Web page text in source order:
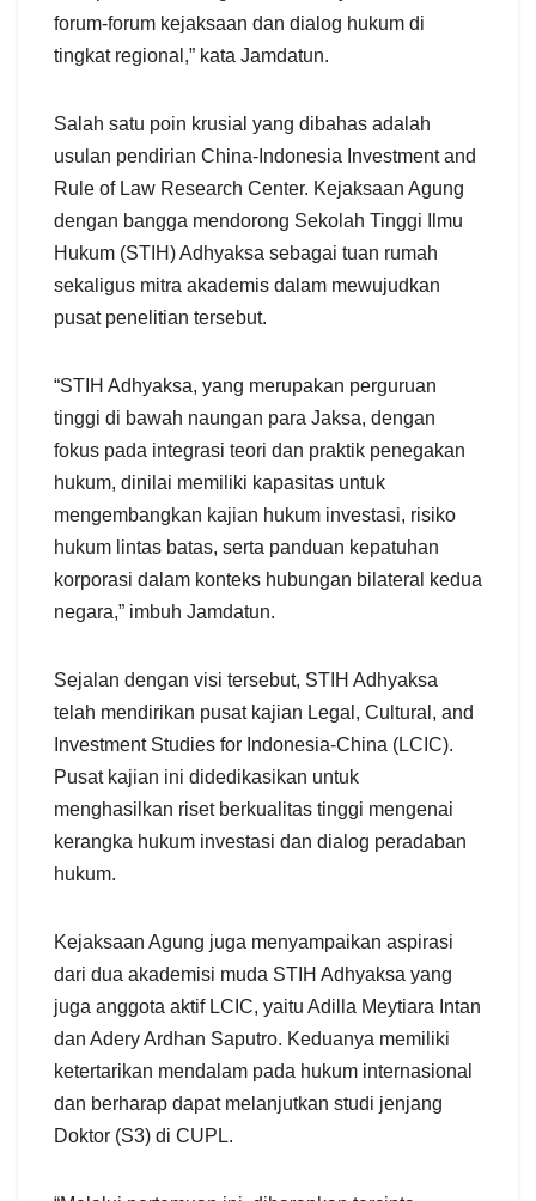
forum-forum kejaksaan dan dialog hukum di
tingkat regional,” kata Jamdatun.
Salah satu poin krusial yang dibahas adalah
usulan pendirian China-Indonesia Investment and
Rule of Law Research Center. Kejaksaan Agung
dengan bangga mendorong Sekolah Tinggi Ilmu
Hukum (STIH) Adhyaksa sebagai tuan rumah
sekaligus mitra akademis dalam mewujudkan
pusat penelitian tersebut.
“STIH Adhyaksa, yang merupakan perguruan
tinggi di bawah naungan para Jaksa, dengan
fokus pada integrasi teori dan praktik penegakan
hukum, dinilai memiliki kapasitas untuk
mengembangkan kajian hukum investasi, risiko
hukum lintas batas, serta panduan kepatuhan
korporasi dalam konteks hubungan bilateral kedua
negara,” imbuh Jamdatun.
Sejalan dengan visi tersebut, STIH Adhyaksa
telah mendirikan pusat kajian Legal, Cultural, and
Investment Studies for Indonesia-China (LCIC).
Pusat kajian ini didedikasikan untuk
menghasilkan riset berkualitas tinggi mengenai
kerangka hukum investasi dan dialog peradaban
hukum.
Kejaksaan Agung juga menyampaikan aspirasi
dari dua akademisi muda STIH Adhyaksa yang
juga anggota aktif LCIC, yaitu Adilla Meytiara Intan
dan Adery Ardhan Saputro. Keduanya memiliki
ketertarikan mendalam pada hukum internasional
dan berharap dapat melanjutkan studi jenjang
Doktor (S3) di CUPL.